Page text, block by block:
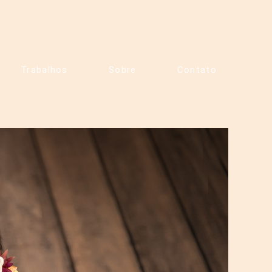
Trabalhos Sobre Contato